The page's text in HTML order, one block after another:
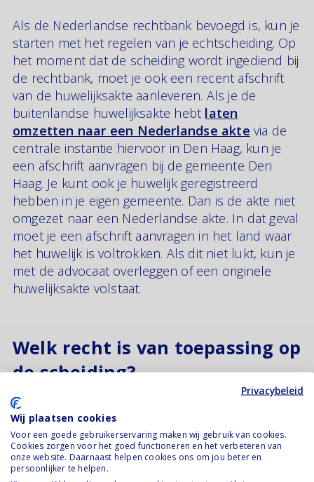
Als de Nederlandse rechtbank bevoegd is, kun je
starten met het regelen van je echtscheiding. Op
het moment dat de scheiding wordt ingediend bij
de rechtbank, moet je ook een recent afschrift
van de huwelijksakte aanleveren. Als je de
buitenlandse huwelijksakte hebt laten
omzetten naar een Nederlandse akte via de
centrale instantie hiervoor in Den Haag, kun je
een afschrift aanvragen bij de gemeente Den
Haag. Je kunt ook je huwelijk geregistreerd
hebben in je eigen gemeente. Dan is de akte niet
omgezet naar een Nederlandse akte. In dat geval
moet je een afschrift aanvragen in het land waar
het huwelijk is voltrokken. Als dit niet lukt, kun je
met de advocaat overleggen of een originele
huwelijksakte volstaat.
Welk recht is van toepassing op
de scheiding?
Dat een Nederlandse rechter de scheiding
uitspreekt, betekent niet dat de gehele scheiding
altijd onder het Nederlands recht afgehandeld
wordt. Het hangt namelijk van de situatie af welk
Privacybeleid
Wij plaatsen cookies
Voor een goede gebruikerservaring maken wij gebruik van cookies.
Cookies zorgen voor het goed functioneren en het verbeteren van
onze website. Daarnaast helpen cookies ons om jou beter en
persoonlijker te helpen.